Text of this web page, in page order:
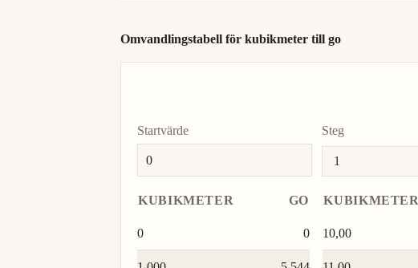
Omvandlingstabell för kubikmeter till go
Startvärde Steg
KUBIKMETER GO
0 0
KUBIKMETER
10,00